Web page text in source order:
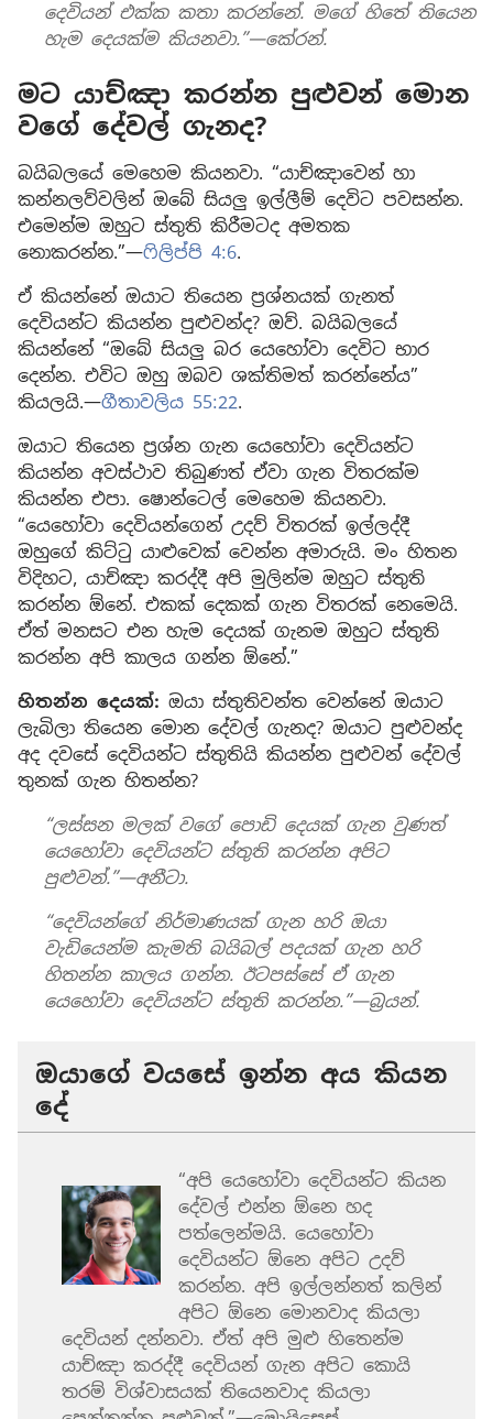
දෙවියන් එක්ක කතා කරන්නේ. මගේ හිතේ තියෙන
හැම දෙයක්ම කියනවා.”—කේරන්.
මට යාච්ඤා කරන්න පුළුවන් මොන
වගේ දේවල් ගැනද?
බයිබලයේ මෙහෙම කියනවා. “යාච්ඤාවෙන් හා
කන්නලව්වලින් ඔබේ සියලු ඉල්ලීම් දෙවිට පවසන්න.
එමෙන්ම ඔහුට ස්තුති කිරීමටද අමතක
නොකරන්න.”—ෆිලිප්පි 4:6.
ඒ කියන්නේ ඔයාට තියෙන ප්‍රශ්නයක් ගැනත්
දෙවියන්ට කියන්න පුළුවන්ද? ඔව්. බයිබලයේ
කියන්නේ “ඔබේ සියලු බර යෙහෝවා දෙවිට භාර
දෙන්න. එවිට ඔහු ඔබව ශක්තිමත් කරන්නේය”
කියලයි.—ගීතාවලිය 55:22.
ඔයාට තියෙන ප්‍රශ්න ගැන යෙහෝවා දෙවියන්ට
කියන්න අවස්ථාව තිබුණත් ඒවා ගැන විතරක්ම
කියන්න එපා. ෂොන්ටෙල් මෙහෙම කියනවා.
“යෙහෝවා දෙවියන්ගෙන් උදව් විතරක් ඉල්ලද්දී
ඔහුගේ කිට්ටු යාළුවෙක් වෙන්න අමාරුයි. මං හිතන
විදිහට, යාච්ඤා කරද්දී අපි මුලින්ම ඔහුට ස්තුති
කරන්න ඕනේ. එකක් දෙකක් ගැන විතරක් නෙමෙයි.
ඒත් මනසට එන හැම දෙයක් ගැනම ඔහුට ස්තුති
කරන්න අපි කාලය ගන්න ඕනේ.”
හිතන්න දෙයක්: ඔයා ස්තුතිවන්ත වෙන්නේ ඔයාට
ලැබිලා තියෙන මොන දේවල් ගැනද? ඔයාට පුළුවන්ද
අද දවසේ දෙවියන්ට ස්තුතියි කියන්න පුළුවන් දේවල්
තුනක් ගැන හිතන්න?
“ලස්සන මලක් වගේ පොඩි දෙයක් ගැන වුණත්
යෙහෝවා දෙවියන්ට ස්තුති කරන්න අපිට
පුළුවන්.”—අනීටා.
“දෙවියන්ගේ නිර්මාණයක් ගැන හරි ඔයා
වැඩියෙන්ම කැමති බයිබල් පදයක් ගැන හරි
හිතන්න කාලය ගන්න. ඊටපස්සේ ඒ ගැන
යෙහෝවා දෙවියන්ට ස්තුති කරන්න.”—බ්‍රයන්.
ඔයාගේ වයසේ ඉන්න අය කියන
දේ
“අපි යෙහෝවා දෙවියන්ට කියන
දේවල් එන්න ඕනෙ හද
පත්ලෙන්මයි. යෙහෝවා
දෙවියන්ට ඕනෙ අපිට උදව්
කරන්න. අපි ඉල්ලන්නත් කලින්
අපිට ඕනෙ මොනවාද කියලා
දෙවියන් දන්නවා. ඒත් අපි මුළු හිතෙන්ම
යාච්ඤා කරද්දී දෙවියන් ගැන අපිට කොයි
තරම් විශ්වාසයක් තියෙනවාද කියලා